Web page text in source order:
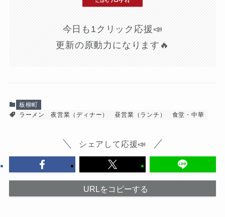
今日も1クリック応援📣
更新の原動力になります🔥
板柳町
ラーメン
夜営業（ディナー） 昼営業（ランチ） 食堂・中華
シェアして応援📣
URLをコピーする